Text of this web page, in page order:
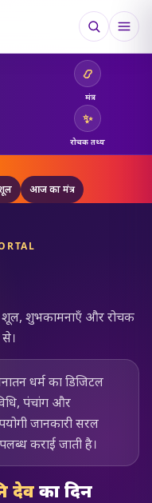
📿
मंत्र
✨
रोचक तथ्य
आज का मंत्र
शूल, शुभकामनाएँ और रोचक
धर्म का डिजिटल
पंचांग और
जानकारी सरल
कराई जाती है।
देव का दिन